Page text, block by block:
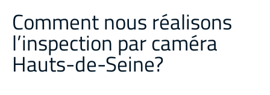
Comment nous réalisons
l’inspection par caméra
Hauts-de-Seine?